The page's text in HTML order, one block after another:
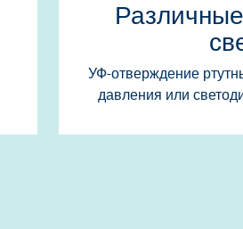
УФ-отверждение
давления или